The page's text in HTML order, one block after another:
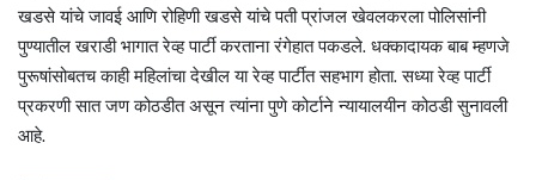
खडसे यांचे जावई आणि रोहिणी खडसे यांचे पती प्रांजल खेवलकरला पोलिसांनी
पुण्यातील खराडी भागात रेव्ह पार्टी करताना रंगेहात पकडले. धक्कादायक बाब म्हणजे
पुरूषांसोबतच काही महिलांचा देखील या रेव्ह पार्टीत सहभाग होता. सध्या रेव्ह पार्टी
प्रकरणी सात जण कोठडीत असून त्यांना पुणे कोर्टाने न्यायालयीन कोठडी सुनावली
आहे.